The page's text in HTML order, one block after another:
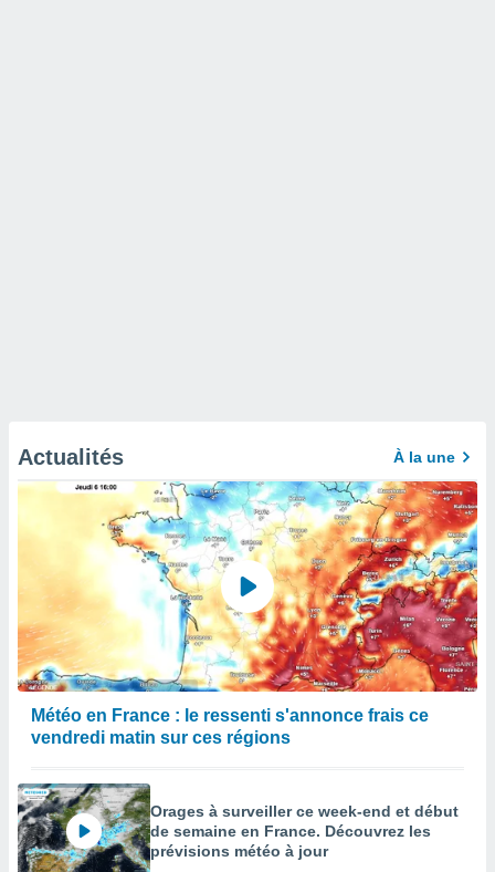
Actualités À la une
Météo en France : le ressenti s'annonce frais ce
vendredi matin sur ces régions
Orages à surveiller ce week-end et début
de semaine en France. Découvrez les
prévisions météo à jour